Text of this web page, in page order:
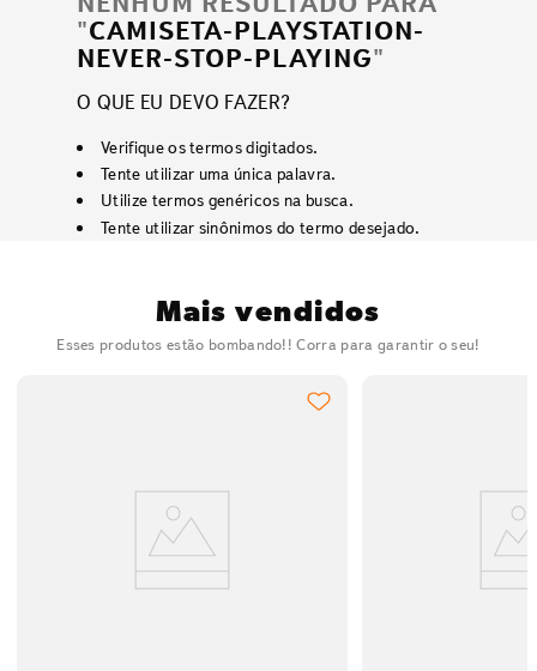
"CAMISETA-PLAYSTATION-
NEVER-STOP-PLAYING"
O QUE EU DEVO FAZER?
Verifique os termos digitados.
Tente utilizar uma única palavra.
Utilize termos genéricos na busca.
Tente utilizar sinônimos do termo desejado.
Mais vendidos
Esses produtos estão bombando!! Corra para garantir o seu!